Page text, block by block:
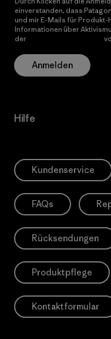
einverstanden, dass
und mir E-Mails für
Informationen über
der
Anmelden
Hilfe
Kundenservice
FAQs
Rücksendungen
Produktpflege
Kontaktformular